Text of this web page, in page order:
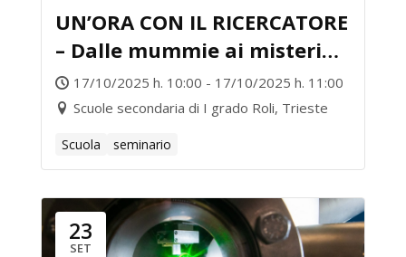
UN’ORA CON IL RICERCATORE
– Dalle mummie ai misteri
dell’universo: l’avventura
degli acceleratori di
particelle
17/10/2025 h. 10:00 - 17/10/2025 h. 11:00
Scuole secondaria di I grado Roli, Trieste
Scuola seminario
23
SET